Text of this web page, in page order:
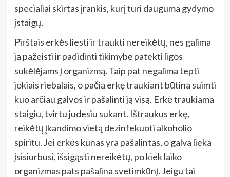
specialiai skirtas įrankis, kurį turi dauguma gydymo
įstaigų.
Pirštais erkės liesti ir traukti nereikėtų, nes galima
ją pažeisti ir padidinti tikimybę patekti ligos
sukėlėjams į organizmą. Taip pat negalima tepti
jokiais riebalais, o pačią erkę traukiant būtina suimti
kuo arčiau galvos ir pašalinti ją visą. Erkė traukiama
staigiu, tvirtu judesiu sukant. Ištraukus erkę,
reikėtų įkandimo vietą dezinfekuoti alkoholio
spiritu. Jei erkės kūnas yra pašalintas, o galva lieka
įsisiurbusi, išsigąsti nereikėtų, po kiek laiko
organizmas pats pašalina svetimkūnį. Jeigu tai